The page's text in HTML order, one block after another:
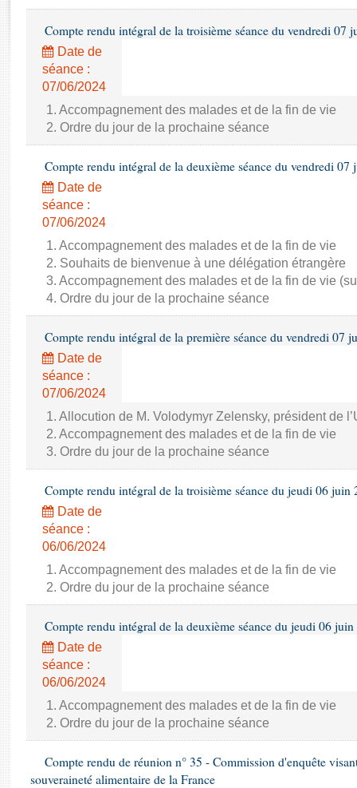
Baromètre de l’application des lois
Dossiers législatifs
Budget et sécurité sociale
Questions écrites et orales
Comptes rendus des débats
Compte rendu intégral de la troisième séance du vendredi 07
Date de
séance :
07/06/2024
1. Accompagnement des malades et de la fin de vie
2. Ordre du jour de la prochaine séance
Compte rendu intégral de la deuxième séance du vendredi 07
Date de
séance :
07/06/2024
1. Accompagnement des malades et de la fin de vie
2. Souhaits de bienvenue à une délégation étrangère
3. Accompagnement des malades et de la fin de vie
4. Ordre du jour de la prochaine séance
Compte rendu intégral de la première séance du vendredi 07
Date de
séance :
07/06/2024
1. Allocution de M. Volodymyr Zelensky, président de
2. Accompagnement des malades et de la fin de vie
3. Ordre du jour de la prochaine séance
Compte rendu intégral de la troisième séance du jeudi 06 juin
Date de
séance :
06/06/2024
1. Accompagnement des malades et de la fin de vie
2. Ordre du jour de la prochaine séance
Compte rendu intégral de la deuxième séance du jeudi 06
Date de
séance :
06/06/2024
1. Accompagnement des malades et de la fin de vie
2. Ordre du jour de la prochaine séance
Compte rendu de réunion n° 35 - Commission d'enquête
souveraineté alimentaire de la France